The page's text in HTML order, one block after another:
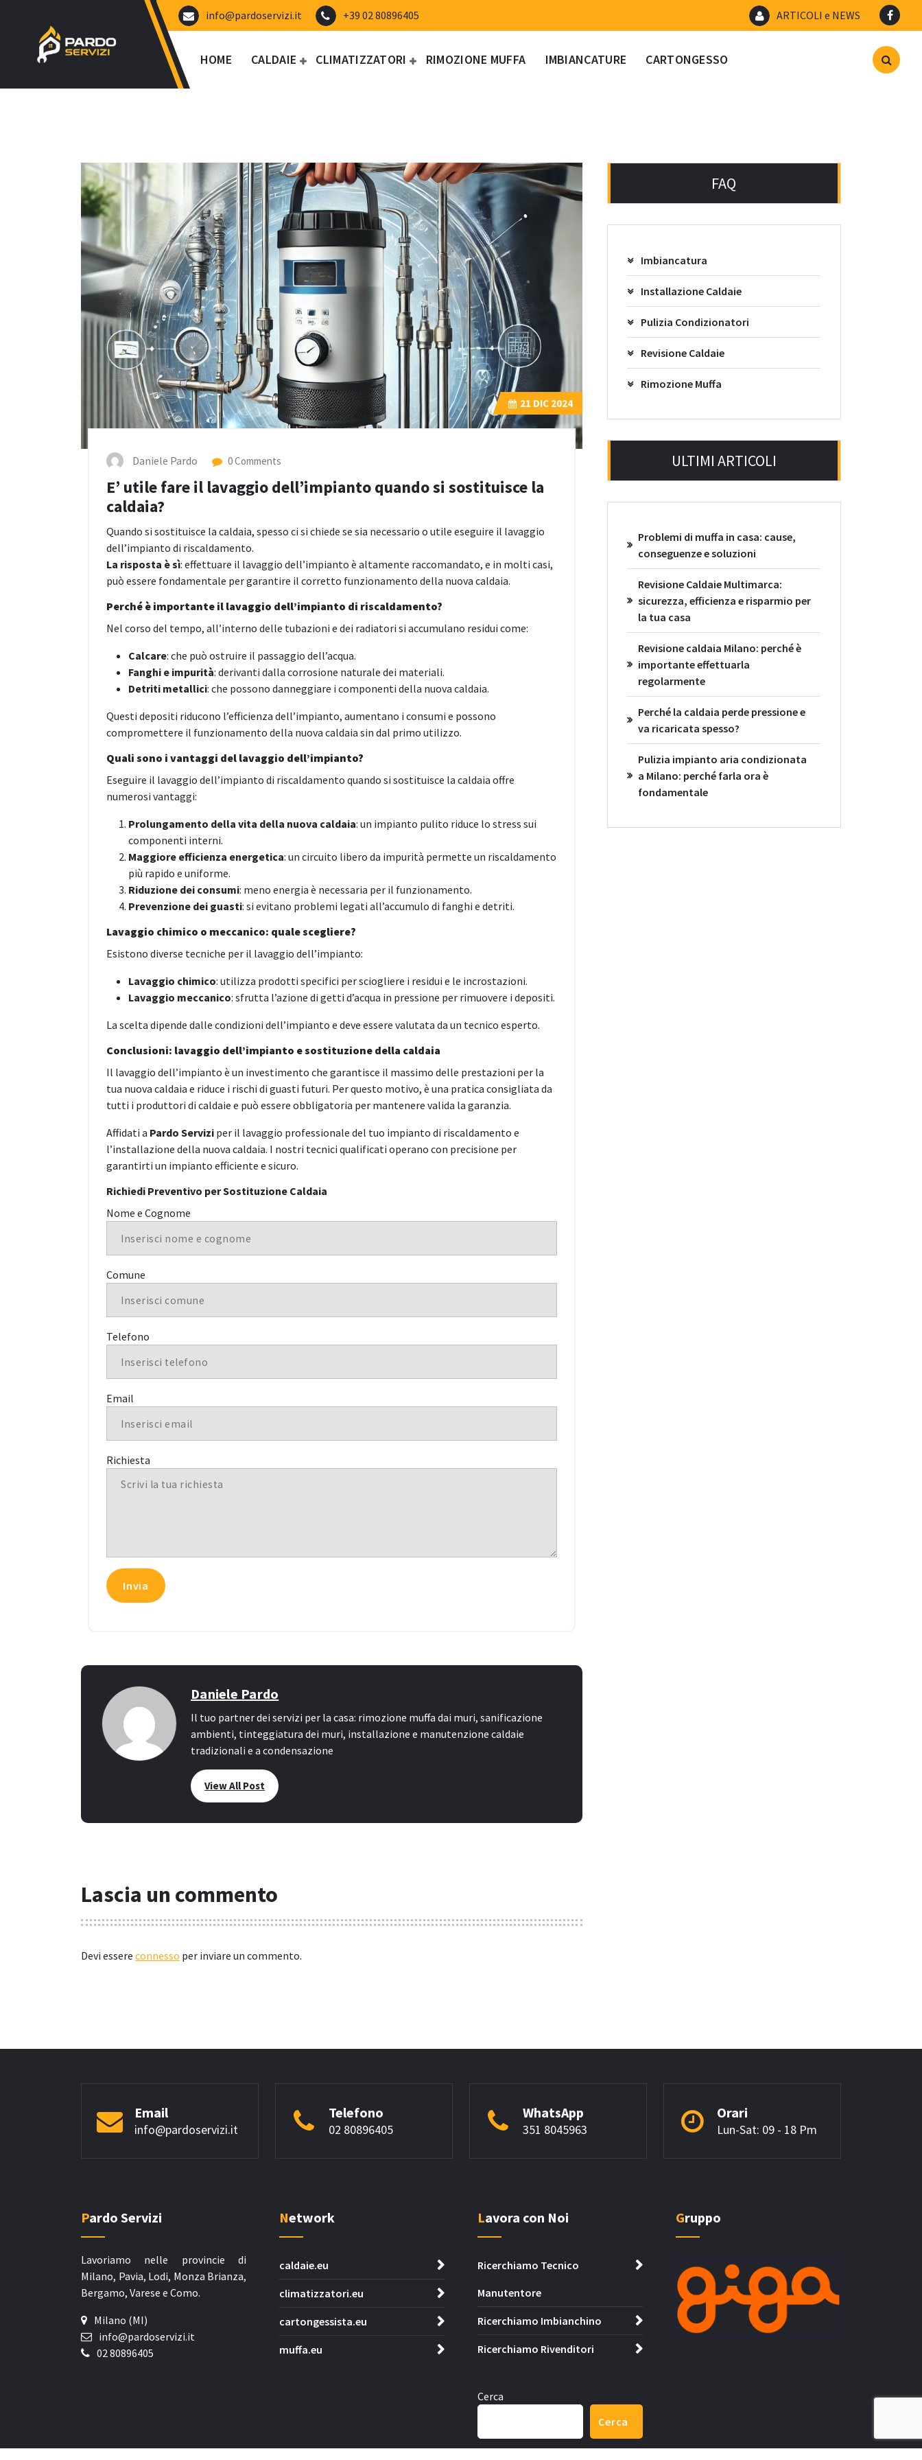
contenuto
info@pardoservizi.it +39 02 80896405 ARTICOLI e NEWS
HOME CALDAIE CLIMATIZZATORI RIMOZIONE MUFFA IMBIANCATURE CARTONGESSO
21 DIC 2024
Daniele Pardo 0 Comments
E’ utile fare il lavaggio dell’impianto quando si sostituisce la
caldaia?
Quando si sostituisce la caldaia, spesso ci si chiede se sia necessario o utile eseguire il lavaggio
dell’impianto di riscaldamento.
La risposta è sì: effettuare il lavaggio dell’impianto è altamente raccomandato, e in molti casi,
può essere fondamentale per garantire il corretto funzionamento della nuova caldaia.
Perché è importante il lavaggio dell’impianto di riscaldamento?
Nel corso del tempo, all’interno delle tubazioni e dei radiatori si accumulano residui come:
Calcare: che può ostruire il passaggio dell’acqua.
Fanghi e impurità: derivanti dalla corrosione naturale dei materiali.
Detriti metallici: che possono danneggiare i componenti della nuova caldaia.
Questi depositi riducono l’efficienza dell’impianto, aumentano i consumi e possono
compromettere il funzionamento della nuova caldaia sin dal primo utilizzo.
Quali sono i vantaggi del lavaggio dell’impianto?
Eseguire il lavaggio dell’impianto di riscaldamento quando si sostituisce la caldaia offre
numerosi vantaggi:
Prolungamento della vita della nuova caldaia: un impianto pulito riduce lo stress sui
componenti interni.
Maggiore efficienza energetica: un circuito libero da impurità permette un riscaldamento
più rapido e uniforme.
Riduzione dei consumi: meno energia è necessaria per il funzionamento.
Prevenzione dei guasti: si evitano problemi legati all’accumulo di fanghi e detriti.
Lavaggio chimico o meccanico: quale scegliere?
Esistono diverse tecniche per il lavaggio dell’impianto:
Lavaggio chimico: utilizza prodotti specifici per sciogliere i residui e le incrostazioni.
Lavaggio meccanico: sfrutta l’azione di getti d’acqua in pressione per rimuovere i depositi.
La scelta dipende dalle condizioni dell’impianto e deve essere valutata da un tecnico esperto.
Conclusioni: lavaggio dell’impianto e sostituzione della caldaia
Il lavaggio dell’impianto è un investimento che garantisce il massimo delle prestazioni per la
tua nuova caldaia e riduce i rischi di guasti futuri. Per questo motivo, è una pratica consigliata da
tutti i produttori di caldaie e può essere obbligatoria per mantenere valida la garanzia.
Affidati a Pardo Servizi per il lavaggio professionale del tuo impianto di riscaldamento e
l’installazione della nuova caldaia. I nostri tecnici qualificati operano con precisione per
garantirti un impianto efficiente e sicuro.
Richiedi Preventivo per Sostituzione Caldaia
Nome e Cognome
Comune
Telefono
Email
Richiesta
Daniele Pardo
Il tuo partner dei servizi per la casa: rimozione muffa dai muri, sanificazione
ambienti, tinteggiatura dei muri, installazione e manutenzione caldaie
tradizionali e a condensazione
View All Post
Lascia un commento
Devi essere connesso per inviare un commento.
FAQ
Imbiancatura
Installazione Caldaie
Pulizia Condizionatori
Revisione Caldaie
Rimozione Muffa
ULTIMI ARTICOLI
Problemi di muffa in casa: cause,
conseguenze e soluzioni
Revisione Caldaie Multimarca:
sicurezza, efficienza e risparmio per
la tua casa
Revisione caldaia Milano: perché è
importante effettuarla
regolarmente
Perché la caldaia perde pressione e
va ricaricata spesso?
Pulizia impianto aria condizionata
a Milano: perché farla ora è
fondamentale
Email
info@pardoservizi.it
Telefono
02 80896405
WhatsApp
351 8045963
Orari
Lun-Sat: 09 - 18 Pm
Pardo Servizi
Lavoriamo nelle provincie di
Milano, Pavia, Lodi, Monza Brianza,
Bergamo, Varese e Como.
Milano (MI)
info@pardoservizi.it
02 80896405
Network
caldaie.eu
climatizzatori.eu
cartongessista.eu
muffa.eu
Lavora con Noi
Ricerchiamo Tecnico
Manutentore
Ricerchiamo Imbianchino
Ricerchiamo Rivenditori
Cerca
Cerca
Gruppo